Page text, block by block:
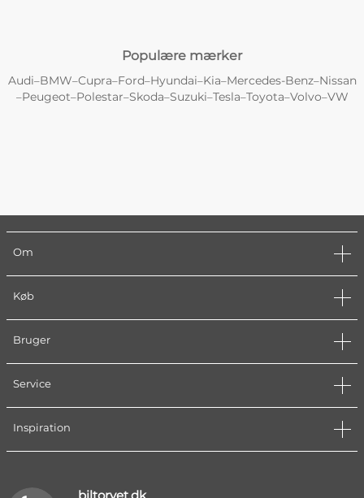
Populære mærker
Audi–BMW–Cupra–Ford–Hyundai–Kia–Mercedes-Benz–Nissan
–Peugeot–Polestar–Skoda–Suzuki–Tesla–Toyota–Volvo–VW
Om
Køb
Bruger
Service
Inspiration